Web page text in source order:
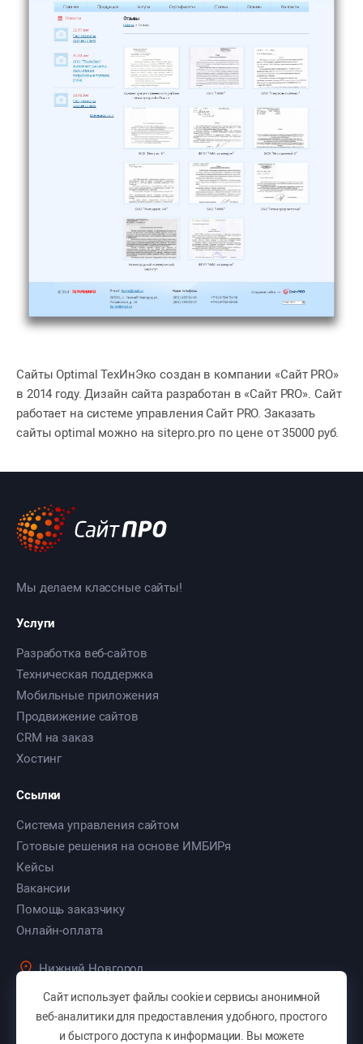
Сайты Optimal ТехИнЭко создан в компании «Сайт PRO»
в 2014 году. Дизайн сайта разработан в «Сайт PRO». Сайт
работает на системе управления Сайт PRO. Заказать
сайты optimal можно на sitepro.pro по цене от 35000 руб.
Мы делаем классные сайты!
Услуги
Разработка веб-сайтов
Техническая поддержка
Мобильные приложения
Продвижение сайтов
CRM на заказ
Хостинг
Ссылки
Система управления сайтом
Готовые решения на основе ИМБИРя
Кейсы
Вакансии
Помощь заказчику
Онлайн-оплата
Нижний Новгород
+7 (831) 283-46-50
Сайт использует файлы cookie и сервисы анонимной
веб-аналитики для предоставления удобного, простого
и быстрого доступа к информации. Вы можете